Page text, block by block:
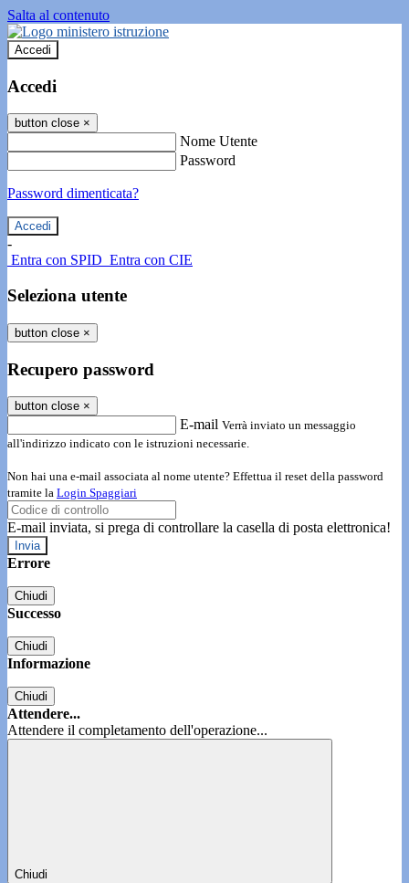
Salta al contenuto
Accedi
Accedi
button close ×
Nome Utente
Password
Password dimenticata?
-
Entra con SPID Entra con CIE
Seleziona utente
button close ×
Recupero password
button close ×
E-mail Verrà inviato un messaggio
all'indirizzo indicato con le istruzioni necessarie.
Non hai una e-mail associata al nome utente? Effettua il reset della password
tramite la Login Spaggiari
E-mail inviata, si prega di controllare la casella di posta elettronica!
Errore
Chiudi
Successo
Chiudi
Informazione
Chiudi
Attendere...
Attendere il completamento dell'operazione...
Chiudi